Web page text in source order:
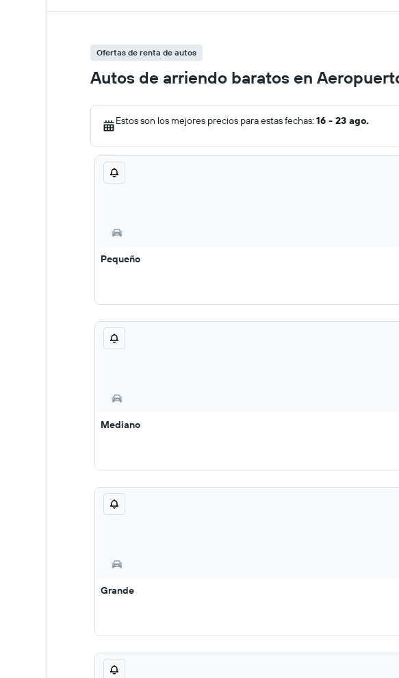
Ofertas de renta de autos
Autos de arriendo baratos en
Estos son los mejores precios para estas fechas: 16 - 23 ago.
Pequeño
Mediano
Grande